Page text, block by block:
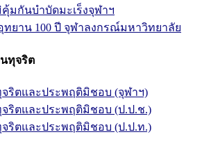
มกันบำบัดมะเร็งจุฬาฯ
ทยาน 100 ปี จุฬาลงกรณ์มหาวิทยาลัย
นทุจริต
จริตและประพฤติมิชอบ (จุฬาฯ)
จริตและประพฤติมิชอบ (ป.ป.ช.)
จริตและประพฤติมิชอบ (ป.ป.ท.)